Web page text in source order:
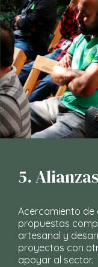
5.
Acercamiento
propuestas
artesanal y
proyectos con
apoyar al sector.